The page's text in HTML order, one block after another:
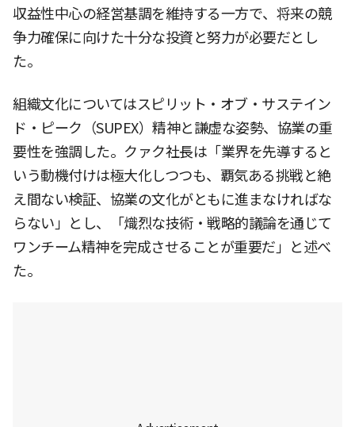
収益性中心の経営基調を維持する一方で、将来の競
争力確保に向けた十分な投資と努力が必要だとし
た。
組織文化についてはスピリット・オブ・サステイン
ド・ピーク（SUPEX）精神と謙虚な姿勢、協業の重
要性を強調した。クァク社長は「業界を先導すると
いう動機付けは極大化しつつも、覇気ある挑戦と絶
え間ない検証、協業の文化がともに進まなければな
らない」とし、「熾烈な技術・戦略的議論を通じて
ワンチーム精神を完成させることが重要だ」と述べ
た。